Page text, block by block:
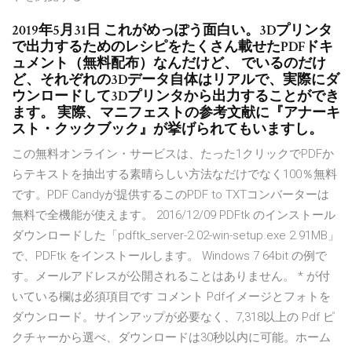
2019年5月31日 これがめっぽう面白い。3Dプリンタ
で出力するためのレシピをたくさん載せたPDFドキ
ュメント（無料配布）なんだけど、 でいるのだけ
ど、それぞれの3Dデータ自体はリアルで、実際にダ
ウンロードして3Dプリンタから出力することができ
ます。 実際、マニフェストの参考文献に『アナーキ
スト・クックブック』が挙げられてもいますし。
この無料オンライン・サービスは、たった1クリックでPDFか
らテキストを抽出する素晴らしい方法なだけでなく100％無料
です。PDF Candyが提供するこのPDF to TXTコンバーターは
無料で全機能が使えます。 2016/12/09 PDFtk のインストール
ダウンロードした「pdftk_server-2.02-win-setup.exe 2.91MB」
で、PDFtk をインストールします。 Windows 7 64bit の例で
す。メールアドレスが公開されることはありません。 * が付
いている欄は必須項目です コメント Pdfイメージとフォトを
ダウンロード。サインアップが必要なく、7,318以上の Pdf ピ
クチャーから選べ、ダウンロードは30秒以内に可能。ホーム